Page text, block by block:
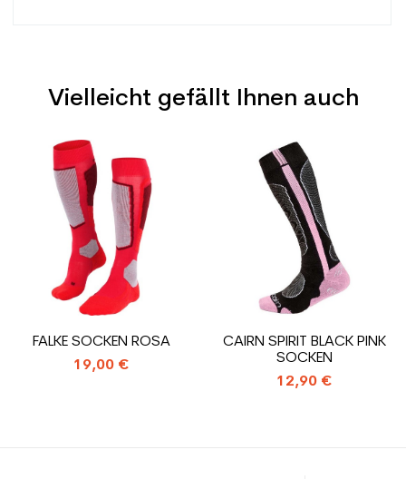
Typ Spur
Benutzer
Ebene
Farbe
CO2-Einsparungen für
den Planeten (in kg)
Frauenfreizeit
Vielleicht gefällt Ihnen auch
FALKE SOCKEN ROSA
19,00 €
CAIRN SPIRIT BLACK PINK
SOCKEN
12,90 €